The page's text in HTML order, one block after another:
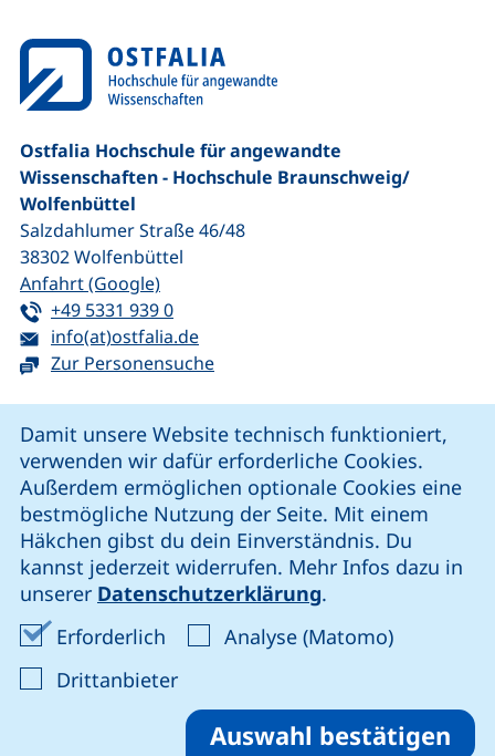
Damit unsere Website technisch funktioniert,
verwenden wir dafür erforderliche Cookies.
Außerdem ermöglichen optionale Cookies eine
bestmögliche Nutzung der Seite. Mit einem
Häkchen gibst du dein Einverständnis. Du
kannst jederzeit widerrufen. Mehr Infos dazu in
unserer Datenschutzerklärung.
Erforderlich Erforderliche Cookies akzeptieren
Analyse (Matomo)Analyse-
Drittanbieter: Cookies von Drittanbieter
Auswahl bestätigen
Ostfalia Hochschule für angewandte
Wissenschaften - Hochschule Braunschweig/​
Wolfenbüttel
Salzdahlumer Straße 46/48
38302Wolfenbüttel
Anfahrt (Google)(externer Link, öffnet neues Fenster)
Tel:
+49 5331 939 0(startet einen Telefonanruf, wenn Ihr
E-Mail:
info(at)ostfalia.de(öffnet Ihr E-Mail-Programm)
Zur Personensuche
unsere Facebook-Seite (externer Link, öffnet neues
unsere LinkedIn-Seite (externer Link, öffnet
unsere Instagram-Seite (externer Link,
unsere YouTube-Seite (externer
Cookie-Einstellungen
Impressum
Datenschutz
Erklärung zur Barrierefreiheit